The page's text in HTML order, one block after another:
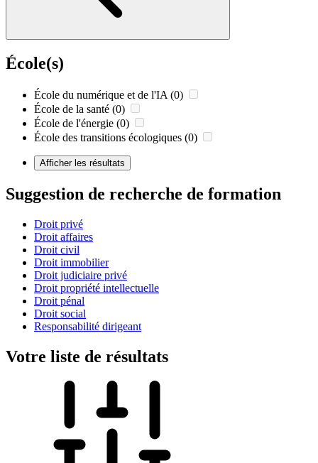
École(s)
École du numérique et de l'IA (0)
École de la santé (0)
École de l'énergie (0)
École des transitions écologiques (0)
Afficher les résultats
Suggestion de recherche de formation
Droit privé
Droit affaires
Droit civil
Droit immobilier
Droit judiciaire privé
Droit propriété intellectuelle
Droit pénal
Droit social
Responsabilité dirigeant
Votre liste de résultats